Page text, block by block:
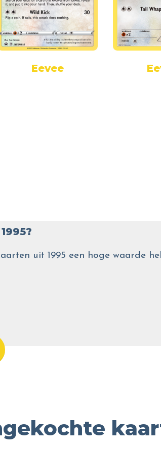
Eevee
uit 1995 een hoge waarde